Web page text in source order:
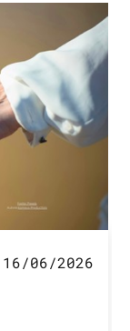
16/06/2026